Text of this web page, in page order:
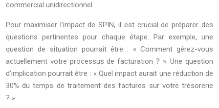
commercial unidirectionnel.
Pour maximiser l’impact de SPIN, il est crucial de préparer des
questions pertinentes pour chaque étape. Par exemple, une
question de situation pourrait être : « Comment gérez-vous
actuellement votre processus de facturation ? ». Une question
d’implication pourrait être : « Quel impact aurait une réduction de
30% du temps de traitement des factures sur votre trésorerie
? »